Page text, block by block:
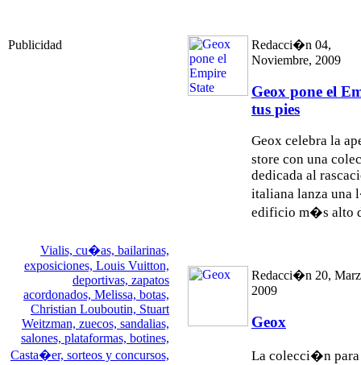
Publicidad
Vialis, cu�as, bailarinas,
exposiciones, Louis Vuitton,
deportivas, zapatos
acordonados, Melissa, botas,
Christian Louboutin, Stuart
Weitzman, zuecos, sandalias,
salones, plataformas, botines,
Casta�er, sorteos y concursos,
Redacci�n 04,
Noviembre, 2009
Geox pone el
tus pies
Geox celebra la
store con una
dedicada al
italiana lanza una
edificio m�s alto
Redacci�n 20,
2009
Geox
La colecci�n para